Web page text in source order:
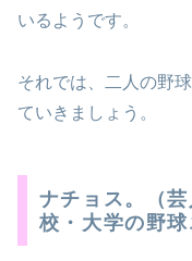
いるようです。
それでは、二人の野
ていきましょう。
ナチョス。（
校・大学の野